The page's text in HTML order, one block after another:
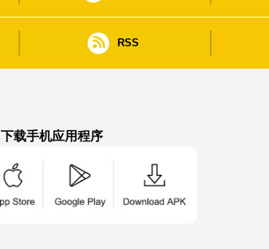
RSS
下载手机应用程序